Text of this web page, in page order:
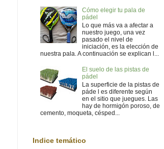
Cómo elegir tu pala de
pádel
Lo que más va a afectar a
nuestro juego, una vez
pasado el nivel de
iniciación, es la elección de
nuestra pala. A continuación se explican l...
El suelo de las pistas de
pádel
La superficie de la pistas de
páde l es diferente según
en el sitio que juegues. Las
hay de hormigón poroso, de
cemento, moqueta, césped...
Indice temático